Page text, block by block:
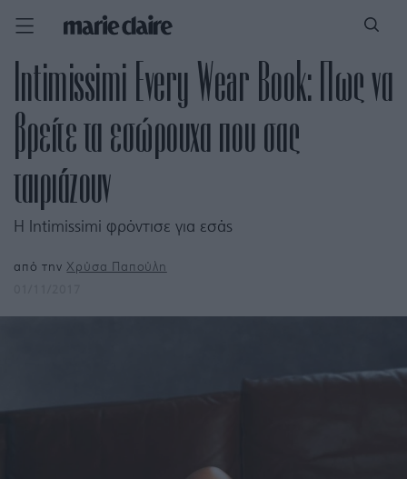
Intimissimi Every Wear Book: Πως να
βρείτε τα εσώρουχα που σας
ταιριάζουν
Η Intimissimi φρόντισε για εσάς
από τηνΧρύσα Παπούλη